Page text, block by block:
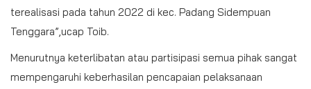
terealisasi pada tahun 2022 di kec. Padang Sidempuan
Tenggara”,ucap Toib.
Menurutnya keterlibatan atau partisipasi semua pihak sangat
mempengaruhi keberhasilan pencapaian pelaksanaan